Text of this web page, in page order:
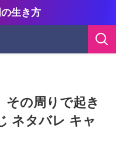
生き方
その周りで起き
ネタバレ キャ